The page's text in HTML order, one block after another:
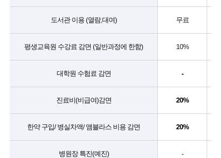
도서관 이용 (열람,대여) 무료
평생교육원 수강료 감면 (일반과정에 한함) 10%
대학원 수험료 감면 -
진료비(비급여)감면 20%
한약 구입/ 병실차액/ 앰블라스 비용 감면 20%
병원장 특진(예진) -